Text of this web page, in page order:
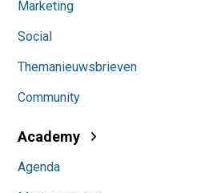
Marketing
Social
Themanieuwsbrieven
Community
Academy
Agenda